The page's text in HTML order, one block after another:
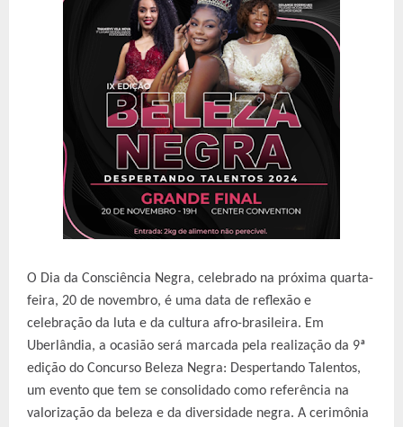
O Dia da Consciência Negra, celebrado na próxima quarta-
feira, 20 de novembro, é uma data de reflexão e
celebração da luta e da cultura afro-brasileira. Em
Uberlândia, a ocasião será marcada pela realização da 9ª
edição do Concurso Beleza Negra: Despertando Talentos,
um evento que tem se consolidado como referência na
valorização da beleza e da diversidade negra. A cerimônia